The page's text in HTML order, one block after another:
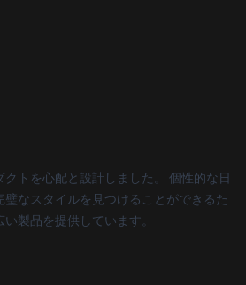
トを心配と設計しました。 個性的な日
なスタイルを見つけることができるた
製品を提供しています。